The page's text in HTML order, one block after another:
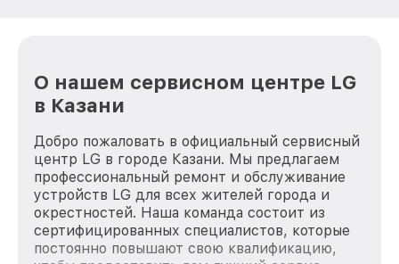
О нашем сервисном центре LG
в Казани
Добро пожаловать в официальный сервисный
центр LG в городе Казани. Мы предлагаем
профессиональный ремонт и обслуживание
устройств LG для всех жителей города и
окрестностей. Наша команда состоит из
сертифицированных специалистов, которые
постоянно повышают свою квалификацию,